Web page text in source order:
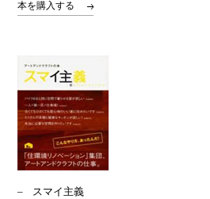
本を購入する
スマイ主義